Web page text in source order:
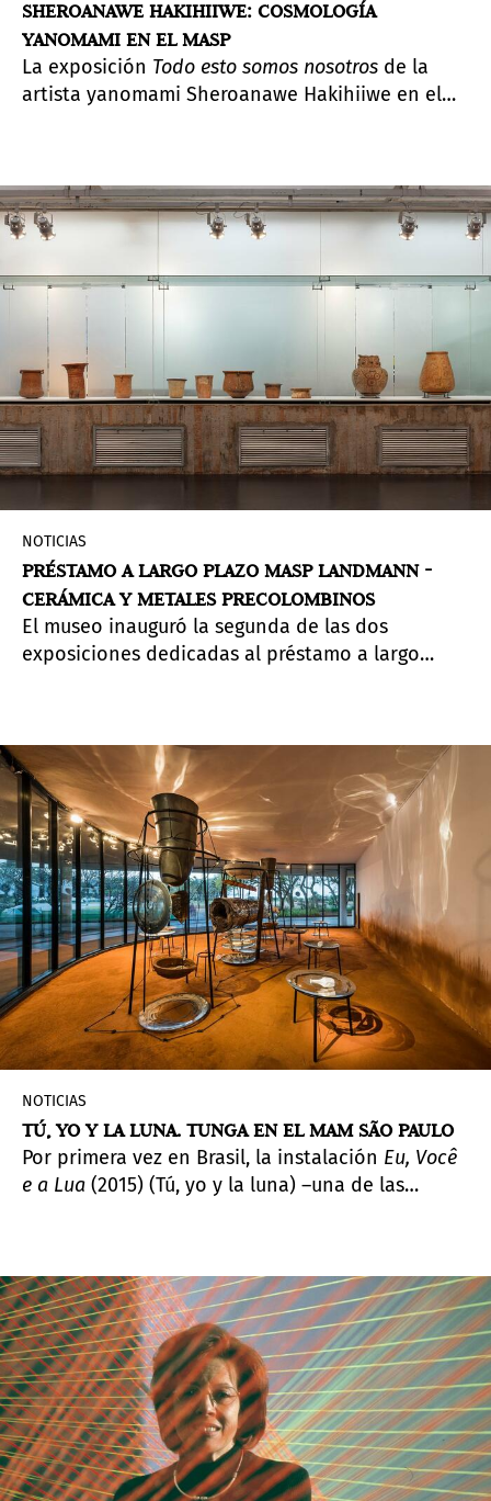
SHEROANAWE HAKIHIIWE: COSMOLOGÍA
YANOMAMI EN EL MASP
La exposición Todo esto somos nosotros de la
artista yanomami Sheroanawe Hakihiiwe en el
NOTICIAS
PRÉSTAMO A LARGO PLAZO MASP LANDMANN -
CERÁMICA Y METALES PRECOLOMBINOS
El museo inauguró la segunda de las dos
exposiciones dedicadas al préstamo a largo
NOTICIAS
TÚ, YO Y LA LUNA. TUNGA EN EL MAM SÃO PAULO
Por primera vez en Brasil, la instalación Eu, Você
e a Lua (2015) (Tú, yo y la luna) –una de las